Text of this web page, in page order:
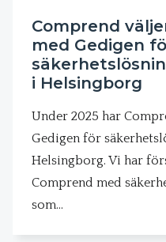
Comprend
med Gedigen
i Helsingborg
Under 2025 har
Gedigen för
Helsingborg. Vi har
Comprend med
som…